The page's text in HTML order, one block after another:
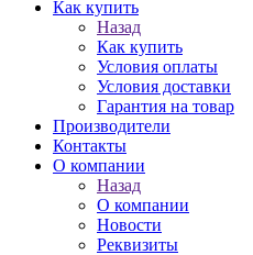
Как купить
Назад
Как купить
Условия оплаты
Условия доставки
Гарантия на товар
Производители
Контакты
О компании
Назад
О компании
Новости
Реквизиты